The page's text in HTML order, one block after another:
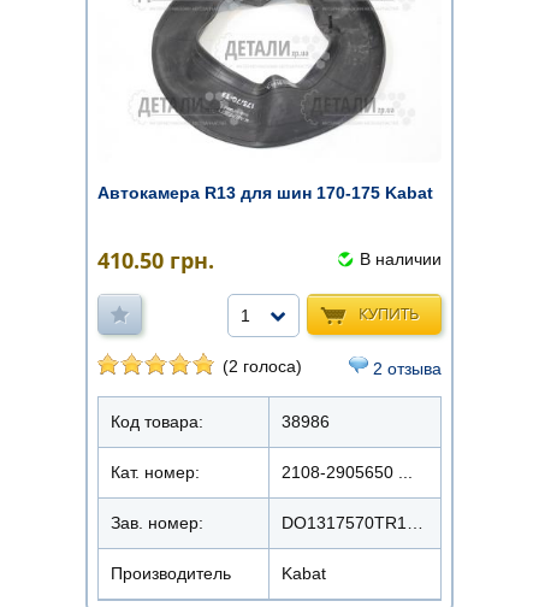
Автокамера R13 для шин 170-175 Kabat
410.50 грн. В наличии
КУПИТЬ
1
(2 голоса) 2 отзыва
Код товара: 38986
Кат. номер: 2108-2905650 ...
Зав. номер: DO1317570TR13KBK (175/70R13)
Производитель Kabat